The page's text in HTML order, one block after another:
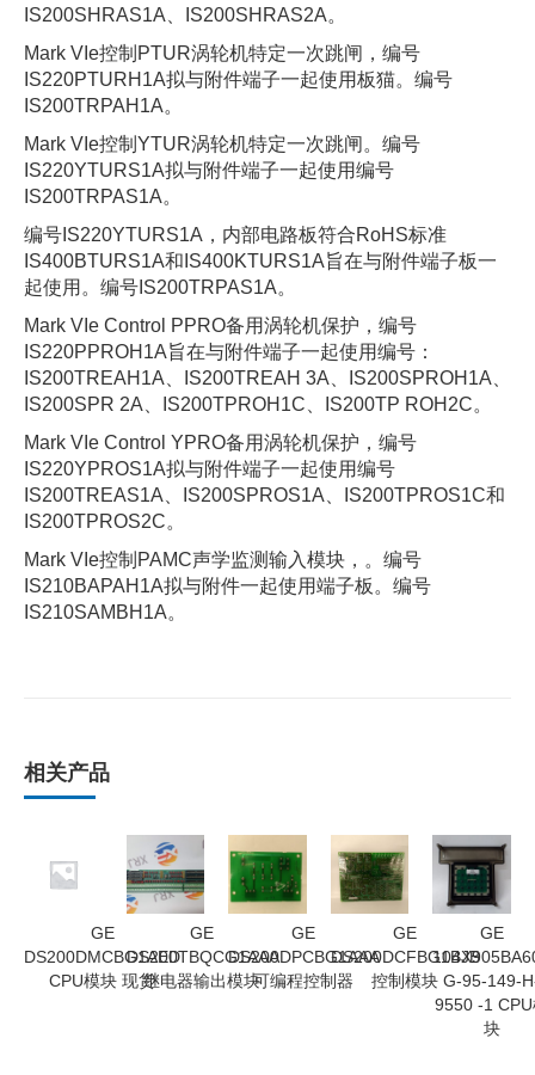
IS200SHRAS1A、IS200SHRAS2A。
Mark VIe控制PTUR涡轮机特定一次跳闸，编号
IS220PTURH1A拟与附件端子一起使用板猫。编号
IS200TRPAH1A。
Mark VIe控制YTUR涡轮机特定一次跳闸。编号
IS220YTURS1A拟与附件端子一起使用编号
IS200TRPAS1A。
编号IS220YTURS1A，内部电路板符合RoHS标准
IS400BTURS1A和IS400KTURS1A旨在与附件端子板一
起使用。编号IS200TRPAS1A。
Mark VIe Control PPRO备用涡轮机保护，编号
IS220PPROH1A旨在与附件端子一起使用编号：
IS200TREAH1A、IS200TREAH 3A、IS200SPROH1A、
IS200SPR 2A、IS200TPROH1C、IS200TP ROH2C。
Mark VIe Control YPRO备用涡轮机保护，编号
IS220YPROS1A拟与附件端子一起使用编号
IS200TREAS1A、IS200SPROS1A、IS200TPROS1C和
IS200TPROS2C。
Mark VIe控制PAMC声学监测输入模块，。编号
IS210BAPAH1A拟与附件一起使用端子板。编号
IS210SAMBH1A。
相关产品
GE
DS200DMCBG1AED
CPU模块 现货
GE
DS200TBQCG1AAA
继电器输出模块
GE
DS200DPCBG1AAA
可编程控制器
GE
DS200DCFBG1BJB
控制模块
GE
G-95-149-
9550 -1
块